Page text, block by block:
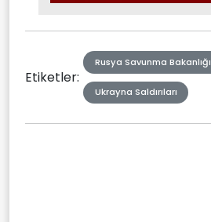
Etiketler:
Rusya Savunma Bakanlığı
Ukrayna Saldırıları